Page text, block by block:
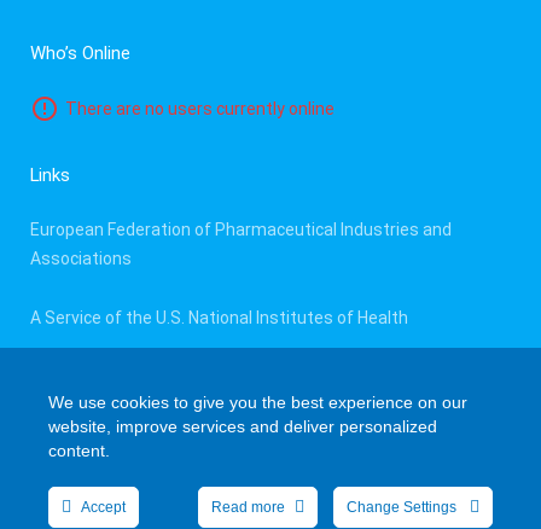
Who’s Online
There are no users currently online
Links
European Federation of Pharmaceutical Industries and
Associations
A Service of the U.S. National Institutes of Health
We use cookies to give you the best experience on our
website, improve services and deliver personalized
content.
Accept Read more Change Settings